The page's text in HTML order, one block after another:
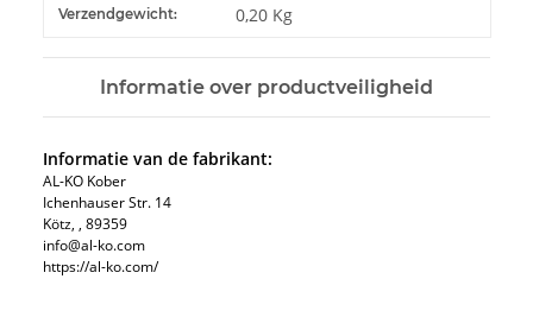
#productDetails.itemInformation#
#productDetails.itemValue#
Verzendgewicht: 0,20 Kg
Informatie over productveiligheid
Informatie van de fabrikant:
AL-KO Kober
Ichenhauser Str. 14
Kötz, , 89359
info@al-ko.com
https://al-ko.com/